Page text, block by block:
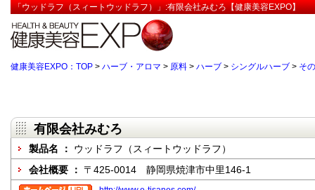
「ウッドラフ（スィートウッドラフ）」:有限会社みむろ【健康美容EXPO】
健康美容EXPO：TOP > ハーブ・アロマ > 原料 > ハーブ > シングルハーブ > そ
有限会社みむろ
製品名 ： ウッドラフ（スィートウッドラフ）
会社概要 ： 〒425-0014 静岡県焼津市中里146-1